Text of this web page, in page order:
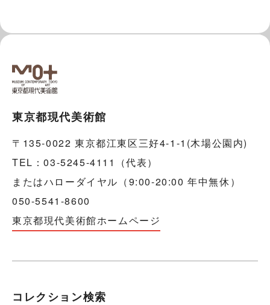
東京都現代美術館
〒135-0022 東京都江東区三好4-1-1(木場公園内)
TEL：03-5245-4111（代表）
またはハローダイヤル（9:00-20:00 年中無休）
050-5541-8600
東京都現代美術館ホームページ
コレクション検索